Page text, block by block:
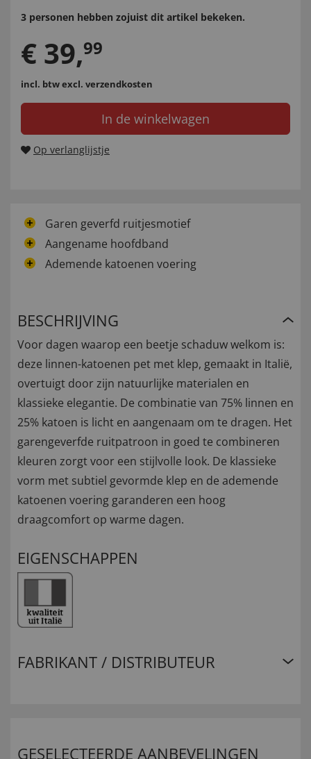
3 personen hebben zojuist dit artikel bekeken.
€ 39,99
incl. btwexcl. verzendkosten
In de winkelwagen
Op verlanglijstje
Garen geverfd ruitjesmotief
Aangename hoofdband
Ademende katoenen voering
BESCHRIJVING
Voor dagen waarop een beetje schaduw welkom is:
deze linnen-katoenen pet met klep, gemaakt in Italië,
overtuigt door zijn natuurlijke materialen en
klassieke elegantie. De combinatie van 75% linnen en
25% katoen is licht en aangenaam om te dragen. Het
garengeverfde ruitpatroon in goed te combineren
kleuren zorgt voor een stijlvolle look. De klassieke
vorm met subtiel gevormde klep en de ademende
katoenen voering garanderen een hoog
draagcomfort op warme dagen.
EIGENSCHAPPEN
FABRIKANT / DISTRIBUTEUR
GESELECTEERDE AANBEVELINGEN